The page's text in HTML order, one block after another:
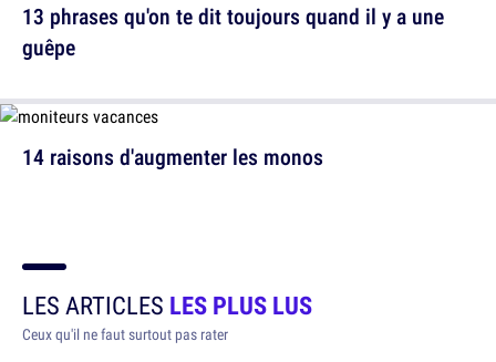
13 phrases qu'on te dit toujours quand il y a une
guêpe
14 raisons d'augmenter les monos
LES ARTICLES LES PLUS LUS
Ceux qu'il ne faut surtout pas rater